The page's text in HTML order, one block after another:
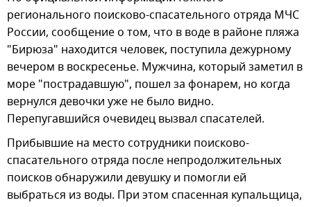
регионального поисково-спасательного отряда МЧС
России, сообщение о том, что в воде в районе пляжа
"Бирюза" находится человек, поступила дежурному
вечером в воскресенье. Мужчина, который заметил в
море "пострадавшую", пошел за фонарем, но когда
вернулся девочки уже не было видно.
Перепугавшийся очевидец вызвал спасателей.
Прибывшие на место сотрудники поисково-
спасательного отряда после непродолжительных
поисков обнаружили девушку и помогли ей
выбраться из воды. При этом спасенная купальщица,